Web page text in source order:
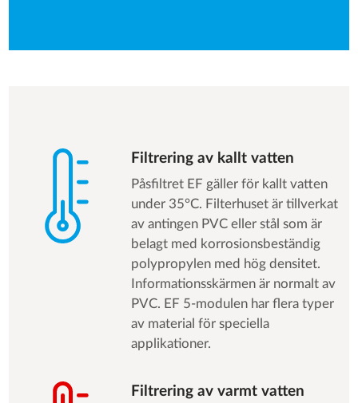
Filtrering av kallt vatten
Påsfiltret EF gäller för kallt vatten
under 35°C. Filterhuset är tillverkat
av antingen PVC eller stål som är
belagt med korrosionsbeständig
polypropylen med hög densitet.
Informationsskärmen är normalt av
PVC. EF 5-modulen har flera typer
av material för speciella
applikationer.
Filtrering av varmt vatten